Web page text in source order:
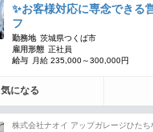
✨お客様対応に専念できる
フ
勤務地 茨城県つくば市
雇用形態 正社員
給与
月給 235,000～300,000円
気になる
株式会社ナオイ アップガレージひたち